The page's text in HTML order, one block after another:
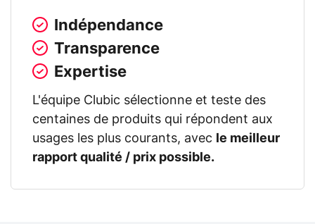
Indépendance
Transparence
Expertise
L'équipe Clubic sélectionne et teste des
centaines de produits qui répondent aux
usages les plus courants, avec
le meilleur
rapport qualité / prix possible.